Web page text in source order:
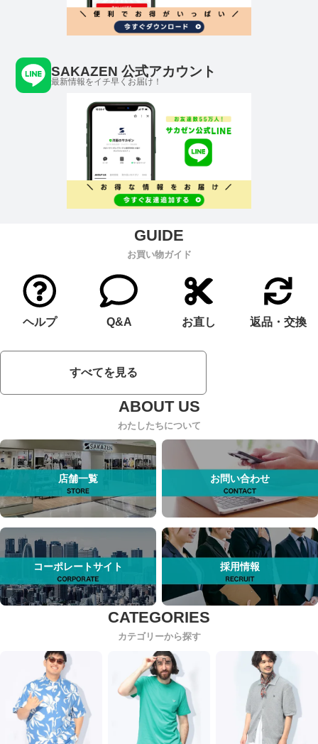
SAKAZEN 公式アカウント
最新情報をイチ早くお届け！
お買い物ガイド
ヘルプ Q&A お直し 返品・交換
すべてを見る
わたしたちについて
店舗一覧 お問い合わせ
コーポレートサイト 採用情報
カテゴリーから探す